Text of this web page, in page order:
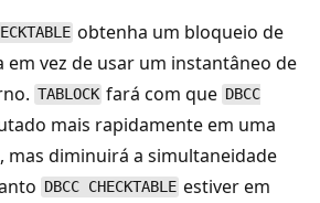
obtenha um bloqueio de
vez de usar um instantâneo de
TABLOCK fará com que DBCC
mais rapidamente em uma
mas diminuirá a simultaneidade
DBCC CHECKTABLE estiver em